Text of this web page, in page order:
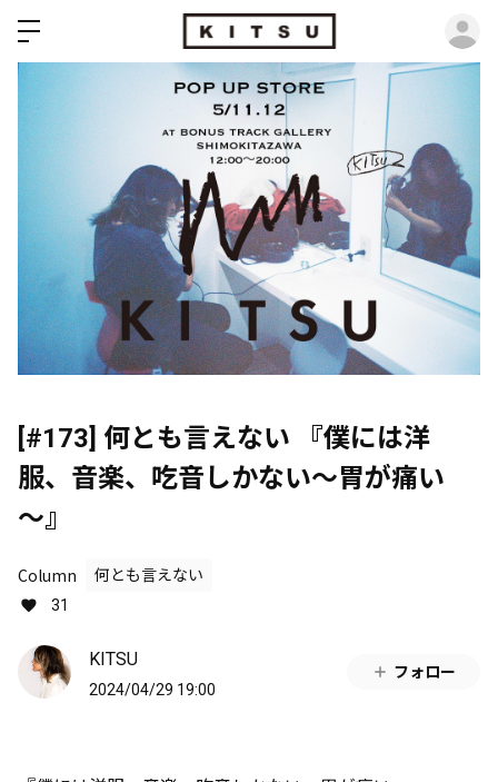
[#173] 何とも言えない 『僕には洋
服、音楽、吃音しかない～胃が痛い
～』
Column
何とも言えない
31
KITSU
2024/04/29 19:00
フォロー